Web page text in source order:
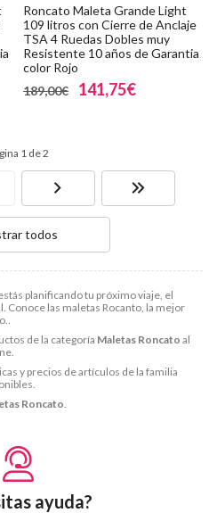
planificando tu próximo viaje, el
Conoce las maletas Rocanto, la mejor
de la categoría Maletas Roncato al
y precios de artículos de la familia
Roncato.
Roncato Maleta Grande Light
109 litros con Cierre de Anclaje
TSA 4 Ruedas Dobles muy
Resistente 10 años de Garantia
color Rojo
189,00€
141,75€
1 de 2
todos
ayuda?